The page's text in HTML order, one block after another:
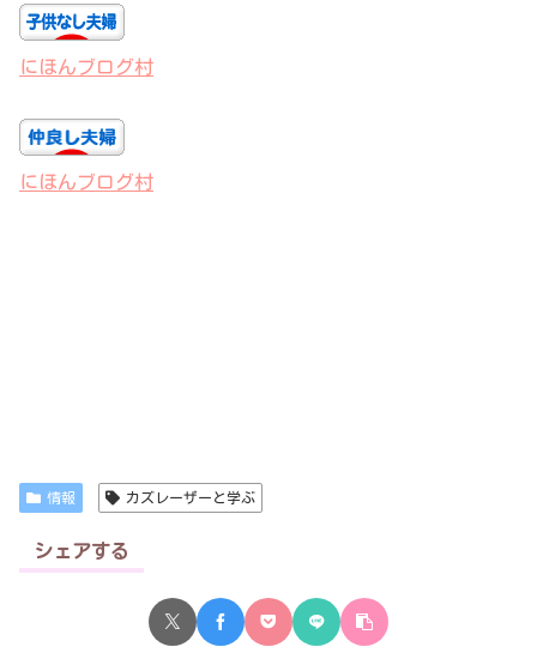
にほんブログ村
にほんブログ村
情報 カズレーザーと学ぶ
シェアする